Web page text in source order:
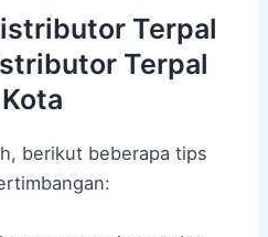
Terpal
Terpal
berikut beberapa tips